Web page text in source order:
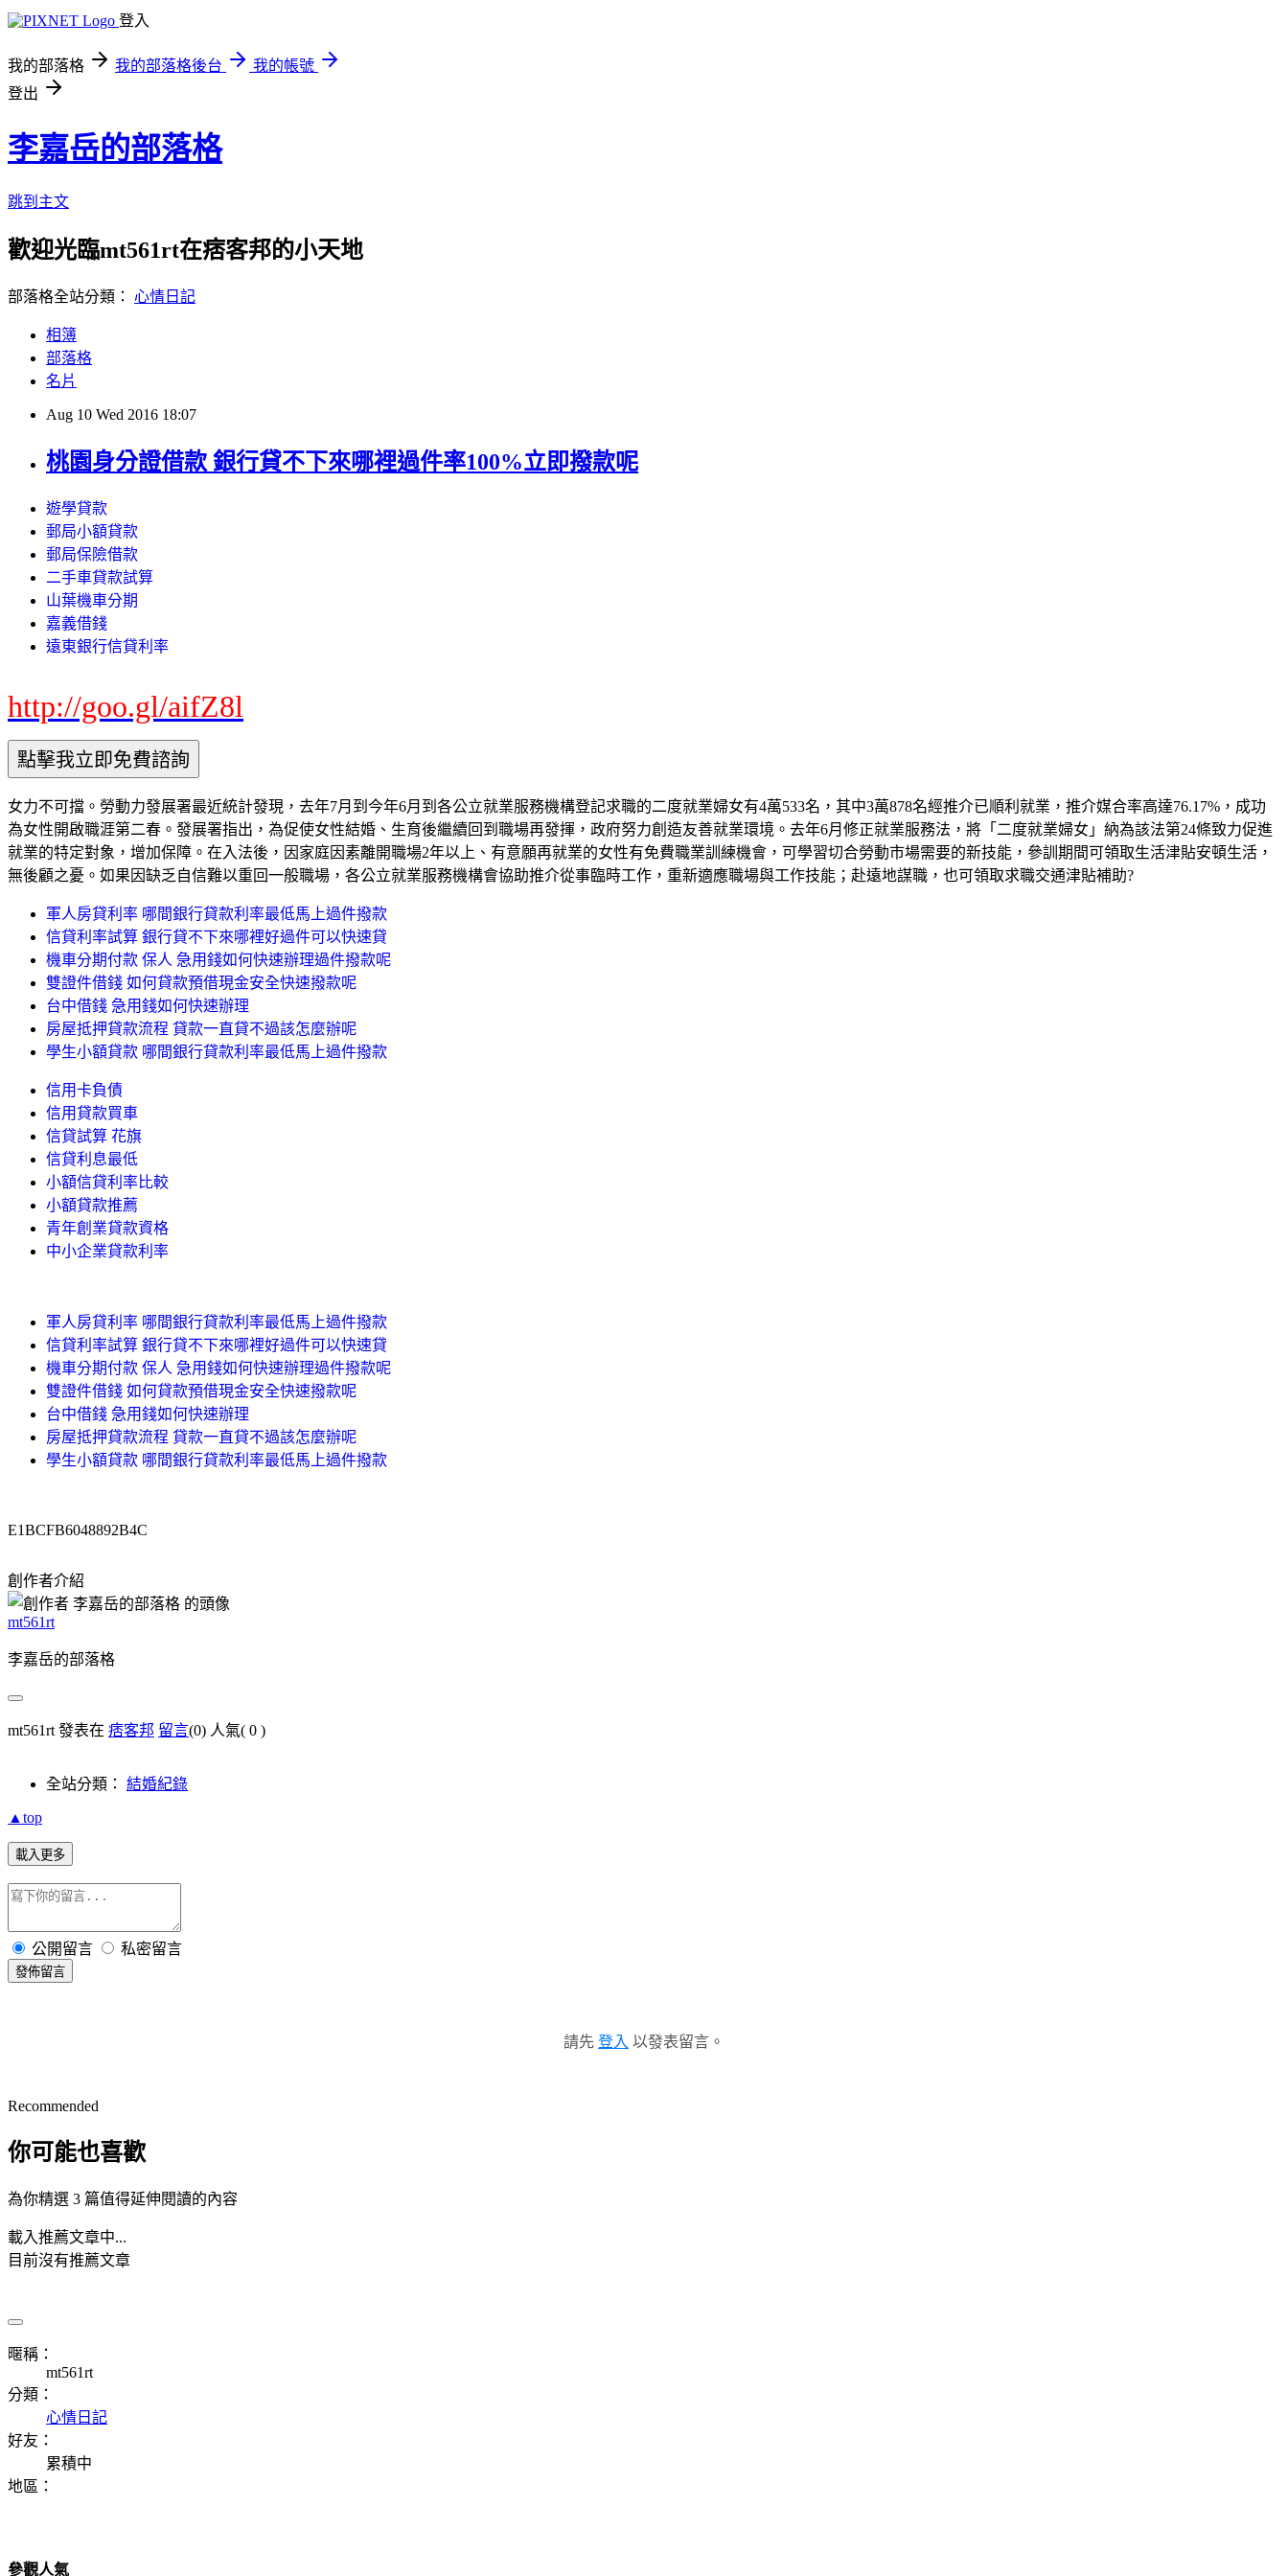
登入
我的部落格 我的部落格後台
我的帳號
登出
李嘉岳的部落格
跳到主文
歡迎光臨mt561rt在痞客邦的小天地
部落格全站分類： 心情日記
相簿
部落格
名片
Aug 10 Wed 2016 18:07
桃園身分證借款 銀行貸不下來哪裡過件率100%立即撥款呢
遊學貸款
郵局小額貸款
郵局保險借款
二手車貸款試算
山葉機車分期
嘉義借錢
遠東銀行信貸利率
http://goo.gl/aifZ8l
女力不可擋。勞動力發展署最近統計發現，去年7月到今年6月到各公立就業服務機構登記求職的二度就業婦女有4萬533名，其中3萬878名經推介已順利就業，推介媒合率高達76.17%，成功
為女性開啟職涯第二春。發展署指出，為促使女性結婚、生育後繼續回到職場再發揮，政府努力創造友善就業環境。去年6月修正就業服務法，將「二度就業婦女」納為該法第24條致力促進
就業的特定對象，增加保障。在入法後，因家庭因素離開職場2年以上、有意願再就業的女性有免費職業訓練機會，可學習切合勞動市場需要的新技能，參訓期間可領取生活津貼安頓生活，
無後顧之憂。如果因缺乏自信難以重回一般職場，各公立就業服務機構會協助推介從事臨時工作，重新適應職場與工作技能；赴遠地謀職，也可領取求職交通津貼補助?
軍人房貸利率 哪間銀行貸款利率最低馬上過件撥款
信貸利率試算 銀行貸不下來哪裡好過件可以快速貸
機車分期付款 保人 急用錢如何快速辦理過件撥款呢
雙證件借錢 如何貸款預借現金安全快速撥款呢
台中借錢 急用錢如何快速辦理
房屋抵押貸款流程 貸款一直貸不過該怎麼辦呢
學生小額貸款 哪間銀行貸款利率最低馬上過件撥款
信用卡負債
信用貸款買車
信貸試算 花旗
信貸利息最低
小額信貸利率比較
小額貸款推薦
青年創業貸款資格
中小企業貸款利率
軍人房貸利率 哪間銀行貸款利率最低馬上過件撥款
信貸利率試算 銀行貸不下來哪裡好過件可以快速貸
機車分期付款 保人 急用錢如何快速辦理過件撥款呢
雙證件借錢 如何貸款預借現金安全快速撥款呢
台中借錢 急用錢如何快速辦理
房屋抵押貸款流程 貸款一直貸不過該怎麼辦呢
學生小額貸款 哪間銀行貸款利率最低馬上過件撥款
E1BCFB6048892B4C
創作者介紹
mt561rt
李嘉岳的部落格
mt561rt 發表在 痞客邦 留言(0) 人氣( 0 )
全站分類： 結婚紀錄
▲top
載入更多
公開留言 私密留言
發佈留言
請先 登入 以發表留言。
Recommended
你可能也喜歡
為你精選 3 篇值得延伸閱讀的內容
載入推薦文章中...
目前沒有推薦文章
暱稱：
mt561rt
分類：
心情日記
好友：
累積中
地區：
參觀人氣